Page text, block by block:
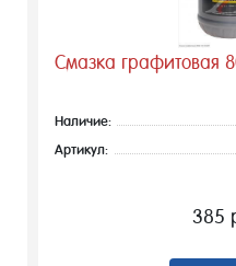
Смазка графитовая
Наличие:
Артикул:
385